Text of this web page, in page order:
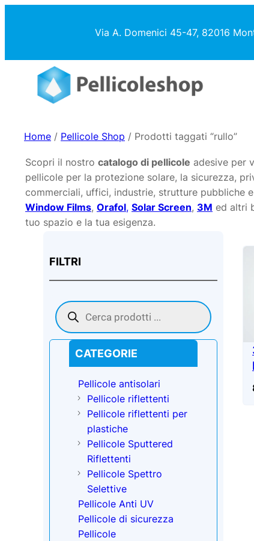
Via A. Domenici 45-47, 82016
Home / Pellicole Shop / Prodotti taggati “rullo”
Scopri il nostro catalogo di pellicole adesive per
pellicole per la protezione solare, la sicurezza,
commerciali, uffici, industrie, strutture pubbliche
Window Films, Orafol, Solar Screen, 3M ed altri
tuo spazio e la tua esigenza.
FILTRI
Products
search
CATEGORIE
Pellicole antisolari
Pellicole riflettenti
Pellicole riflettenti per
plastiche
Pellicole Sputtered
Riflettenti
Pellicole Spettro
Selettive
Pellicole Anti UV
Pellicole di sicurezza
Pellicole